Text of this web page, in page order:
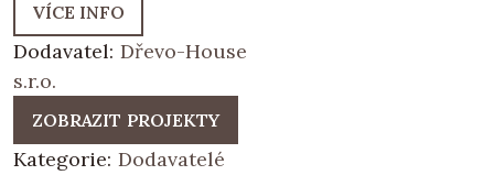
VÍCE INFO
Dodavatel: Dřevo-House
s.r.o.
ZOBRAZIT PROJEKTY
Kategorie: Dodavatelé